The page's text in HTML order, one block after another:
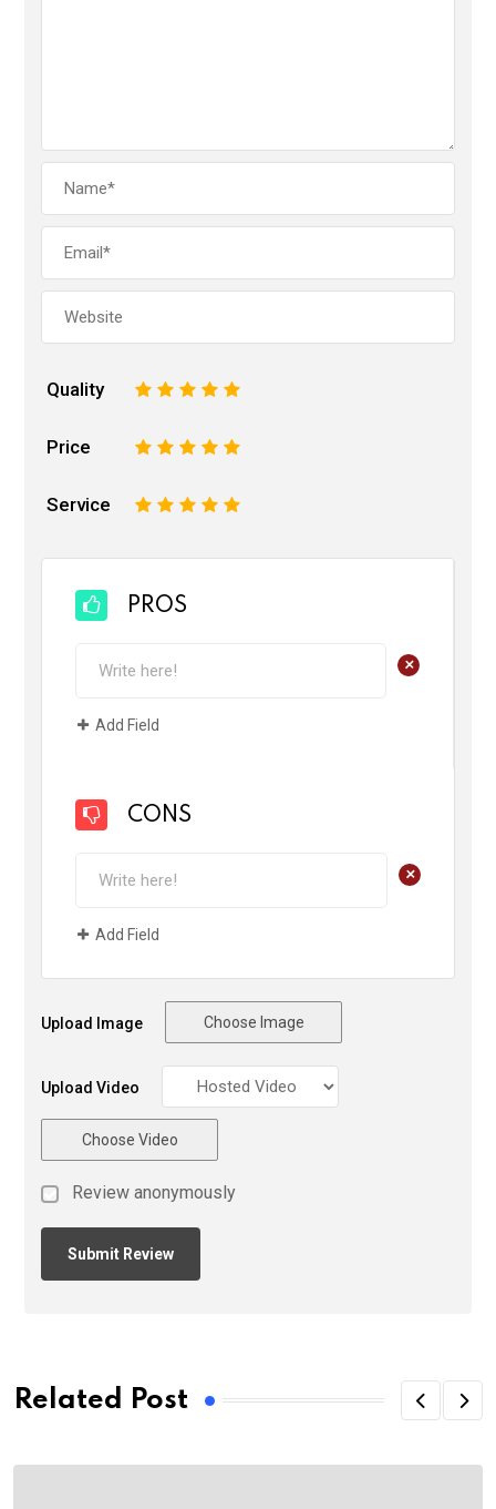
Quality 5
4
3
2
Price 5
4
3
2
Service 5
4
3
2
PROS
+
Add Field
CONS
+
Add Field
Upload Image Choose Image
Upload Video
Choose Video
Review anonymously
Related Post